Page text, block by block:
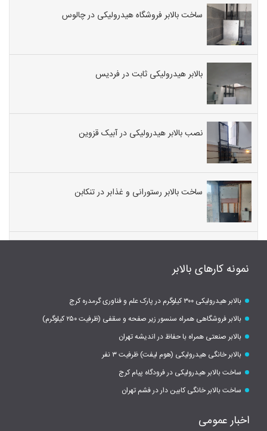
ساخت بالابر فروشگاه هیدرولیکی در چالوس
بالابر هیدرولیکی ثابت در فردیس
نصب بالابر هیدرولیکی در آبیک قزوین
ساخت بالابر رستورانی و غذابر در تنکابن
نمونه کارهای بالابر
بالابر هیدرولیکی ۳۰۰ کیلوگرم در پارک علم و فناوری گرمدره کرج
بالابر فروشگاهی همراه سنسور زیر صفحه و سقفی (ظرفیت ۲۵۰ کیلوگرم)
بالابر صنعتی همراه با حفاظ در اندیشه تهران
بالابر خانگی هیدرولیکی (هوم لیفت) ظرفیت ۳ نفر
ساخت بالابر هیدرولیکی در فرودگاه پیام کرج
ساخت بالابر خانگی کابین دار در فشم تهران
اخبار عمومی